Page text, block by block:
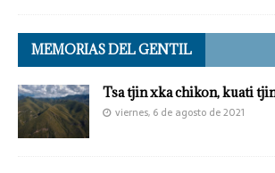
MEMORIAS DEL GENTIL
Tsa tjin xka chikon, kuati
viernes, 6 de agosto de 2021